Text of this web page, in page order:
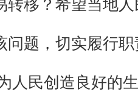
转移？ 希望当地
问题 ，切实履行
人民创造良好的